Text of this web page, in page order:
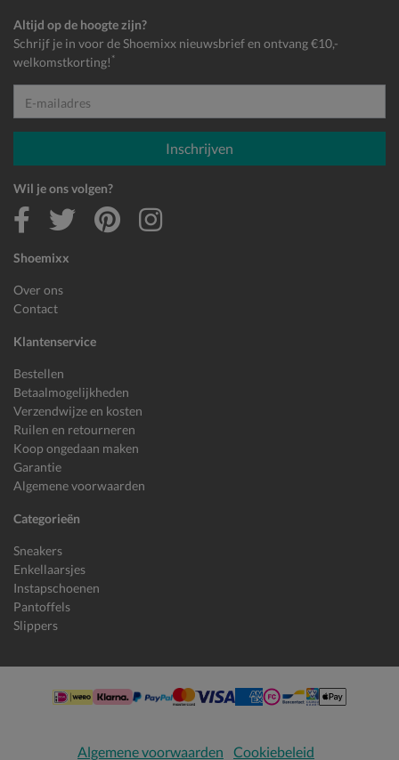
Shoemixx
Over ons
Contact
Klantenservice
Bestellen
Betaalmogelijkheden
Verzendwijze en kosten
Ruilen en retourneren
Koop ongedaan maken
Garantie
Algemene voorwaarden
Categorieën
Sneakers
Enkellaarsjes
Instapschoenen
Pantoffels
Slippers
Altijd op de hoogte zijn?
Schrijf je in voor de Shoemixx nieuwsbrief en ontvang €10,-
welkomstkorting! *
E-mailadres
Inschrijven
Wil je ons volgen?
Algemene voorwaarden Cookiebeleid